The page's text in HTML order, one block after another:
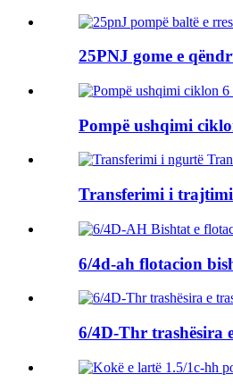
25PNJ gome e
Pompë ushqimi
Transferimi i
6/4d-ah flotacion
6/4D-Thr trashësira